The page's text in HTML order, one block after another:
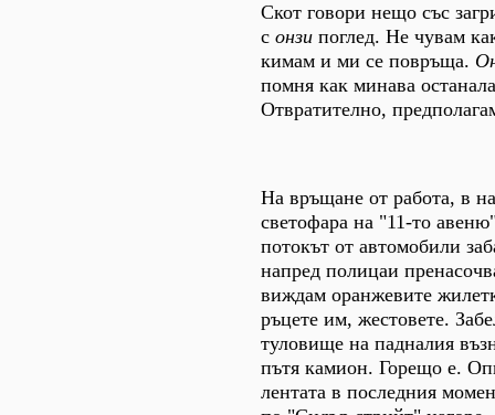
Скот говори нещо със
с онзи поглед. Не чувам
кимам и ми се повръща.
помня как минава
Отвратително,
На връщане от работа, в
светофара на "11-то
потокът от автомобили
напред полицаи
виждам оранжевите
ръцете им, жестовете.
туловище на падналия
пътя камион. Горещо е.
лентата в последния